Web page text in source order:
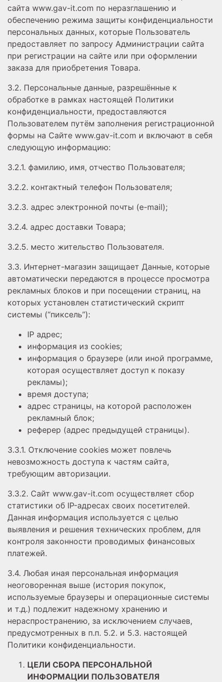
сайта www.gav-it.com по неразглашению и
обеспечению режима защиты конфиденциальности
персональных данных, которые Пользователь
предоставляет по запросу Администрации сайта
при регистрации на сайте или при оформлении
заказа для приобретения Товара.
3.2. Персональные данные, разрешённые к
обработке в рамках настоящей Политики
конфиденциальности, предоставляются
Пользователем путём заполнения регистрационной
формы на Сайте www.gav-it.com и включают в себя
следующую информацию:
3.2.1. фамилию, имя, отчество Пользователя;
3.2.2. контактный телефон Пользователя;
3.2.3. адрес электронной почты (e-mail);
3.2.4. адрес доставки Товара;
3.2.5. место жительство Пользователя.
3.3. Интернет-магазин защищает Данные, которые
автоматически передаются в процессе просмотра
рекламных блоков и при посещении страниц, на
которых установлен статистический скрипт
системы (“пиксель”):
IP адрес;
информация из cookies;
информация о браузере (или иной программе,
которая осуществляет доступ к показу
рекламы);
время доступа;
адрес страницы, на которой расположен
рекламный блок;
реферер (адрес предыдущей страницы).
3.3.1. Отключение cookies может повлечь
невозможность доступа к частям сайта,
требующим авторизации.
3.3.2. Сайт www.gav-it.com осуществляет сбор
статистики об IP-адресах своих посетителей.
Данная информация используется с целью
выявления и решения технических проблем, для
контроля законности проводимых финансовых
платежей.
3.4. Любая иная персональная информация
неоговоренная выше (история покупок,
используемые браузеры и операционные системы
и т.д.) подлежит надежному хранению и
нераспространению, за исключением случаев,
предусмотренных в п.п. 5.2. и 5.3. настоящей
Политики конфиденциальности.
ЦЕЛИ СБОРА ПЕРСОНАЛЬНОЙ
ИНФОРМАЦИИ ПОЛЬЗОВАТЕЛЯ